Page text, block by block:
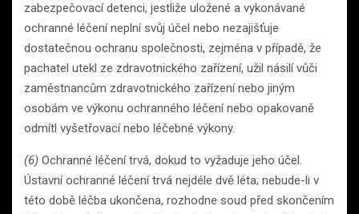
zabezpečovací detenci, jestliže uložené a vykonávané
ochranné léčení neplní svůj účel nebo nezajišťuje
dostatečnou ochranu společnosti, zejména v případě, že
pachatel utekl ze zdravotnického zařízení, užil násilí vůči
zaměstnancům zdravotnického zařízení nebo jiným
osobám ve výkonu ochranného léčení nebo opakovaně
odmítl vyšetřovací nebo léčebné výkony.
(6) Ochranné léčení trvá, dokud to vyžaduje jeho účel.
Ústavní ochranné léčení trvá nejdéle dvě léta; nebude-li v
této době léčba ukončena, rozhodne soud před skončením